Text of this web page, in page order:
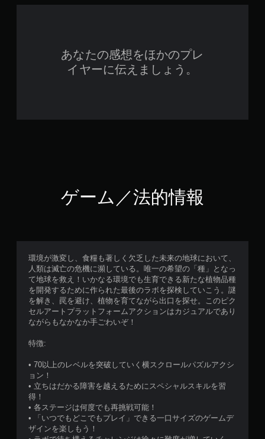
あなたの感想をほかのプレ
イヤーに伝えましょう。
ゲーム／法的情報
環境が激変し、食糧も著しく欠乏した未来の地球において、
人類は滅亡の危機に瀕している。唯一の希望の「種」となっ
て地球を救え！いかなる環境でも生育できる新たな植物品種
を開発するために作られた最後のラボを探検していこう。謎
を解き、罠を避け、植物を育てながら出口を探せ。このピク
セルアートプラットフォームアクションはカジュアルであり
ながらもなかなか手ごわいぞ！
特徴:
• 70以上のレベルを突破していく横スクロールパズルアクシ
ョン！
• 立ちはだかる障害を越えるためにスペシャルスキルを習
得！
• 各ステージは何度でも再挑戦可能！
• 「いつでもどこでもプレイ」できる一口サイズのゲームデ
ザインを楽しもう！